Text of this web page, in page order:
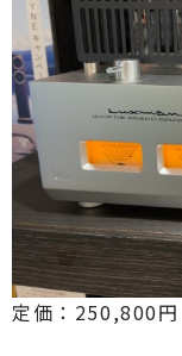
定価：250,800円